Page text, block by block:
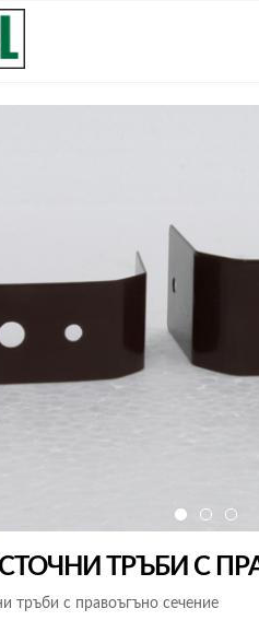
ТРЪБИ С
тръби с правоъгъно сечение